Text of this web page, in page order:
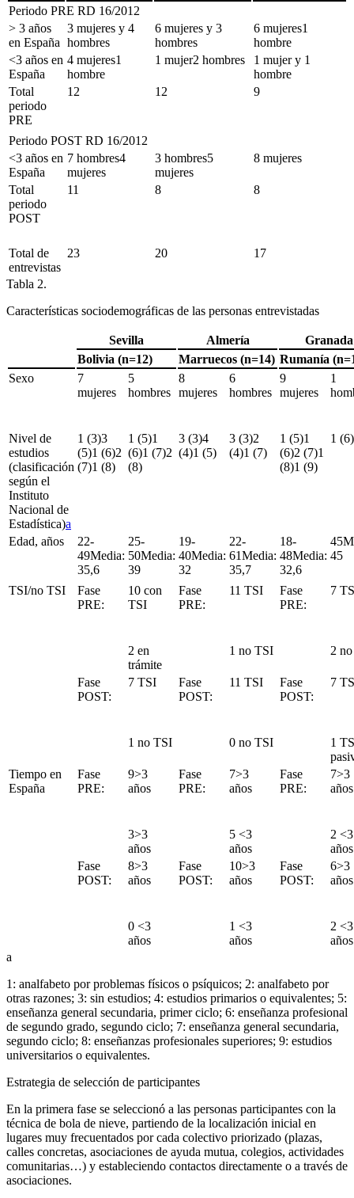
Periodo PRE RD 16/2012
> 3 años
en España
3 mujeres y 4
hombres
6 mujeres y 3
hombres
6 mujeres1
hombre
<3 años en
España
4 mujeres1
hombre
1 mujer2 hombres
1 mujer y 1
hombre
Total
periodo
PRE
12 12 9
Periodo POST RD 16/2012
<3 años en
España
7 hombres4
mujeres
3 hombres5
mujeres
8 mujeres
Total
periodo
POST
11 8 8
Total de
entrevistas
23 20 17
Tabla 2.
Características sociodemográficas de las personas entrevistadas
Sevilla Almería
Granada
Bolivia (n=12) Marruecos (n=14) Rumanía (n=
Sexo
7
mujeres
5
hombres
8
mujeres
6
hombres
9
mujeres
1
Nivel de
estudios
(clasificación
según el
Instituto
Nacional de
Estadística)a
1 (3)3
(5)1 (6)2
(7)1 (8)
1 (5)1
(6)1 (7)2
(8)
3 (3)4
(4)1 (5)
3 (3)2
(4)1 (7)
1 (5)1
(6)2 (7)1
(8)1 (9)
1
Edad, años
22-
49Media:
35,6
25-
50Media:
39
19-
40Media:
32
22-
61Media:
35,7
18-
48Media:
32,6
45
TSI/no TSI
Fase
PRE:
10 con
TSI
Fase
PRE:
11 TSI
Fase
PRE:
7
2 en
trámite
1 no TSI 2
Fase
POST:
7 TSI
Fase
POST:
11 TSI
Fase
POST:
7
1 no TSI 0 no TSI
1
Tiempo en
España
Fase
PRE:
9>3
años
Fase
PRE:
7>3
años
Fase
PRE:
7>3
3>3
años
5 <3
años
2 <3
Fase
POST:
8>3
años
Fase
POST:
10>3
años
Fase
POST:
6>3
0 <3
años
1 <3
años
2 <3
a
1: analfabeto por problemas físicos o psíquicos; 2: analfabeto por
otras razones; 3: sin estudios; 4: estudios primarios o equivalentes; 5:
enseñanza general secundaria, primer ciclo; 6: enseñanza profesional
de segundo grado, segundo ciclo; 7: enseñanza general secundaria,
segundo ciclo; 8: enseñanzas profesionales superiores; 9: estudios
universitarios o equivalentes.
Estrategia de selección de participantes
En la primera fase se seleccionó a las personas participantes con la
técnica de bola de nieve, partiendo de la localización inicial en
lugares muy frecuentados por cada colectivo priorizado (plazas,
calles concretas, asociaciones de ayuda mutua, colegios, actividades
comunitarias…) y estableciendo contactos directamente o a través de
asociaciones.